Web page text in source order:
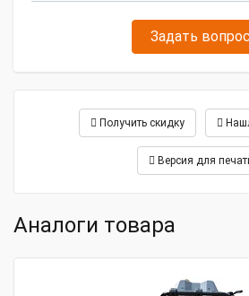
Задать вопрос
Получить скидку
Версия для
Аналоги товара